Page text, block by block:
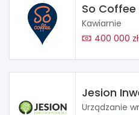
So Coffee
Kawiarnie
400 000 zł
Jesion
Urządzanie